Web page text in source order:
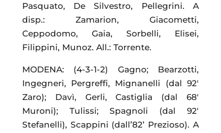
Pasquato, De Silvestro, Pellegrini. A
disp.: Zamarion, Giacometti,
Ceppodomo, Gaia, Sorbelli, Elisei,
Filippini, Munoz. All.: Torrente.
MODENA: (4-3-1-2) Gagno; Bearzotti,
Ingegneri, Pergreffi, Mignanelli (dal 92′
Zaro); Davì, Gerli, Castiglia (dal 68′
Muroni); Tulissi; Spagnoli (dal 92′
Stefanelli), Scappini (dall’82’ Prezioso). A